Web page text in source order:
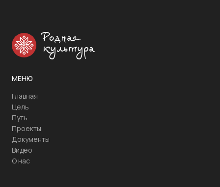
Родная
культура
МЕНЮ
Главная
Цель
Путь
Проекты
Документы
Видео
О нас